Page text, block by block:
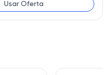
Usar Oferta